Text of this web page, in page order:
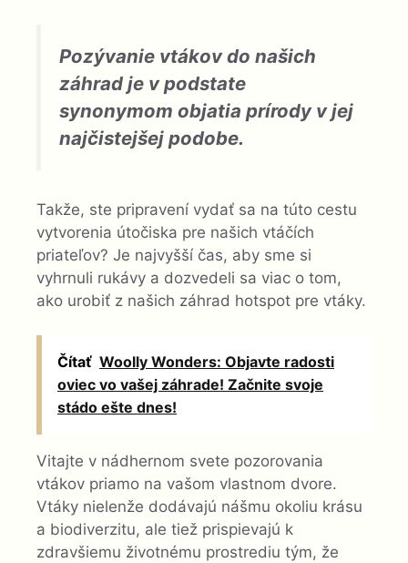
Pozývanie vtákov do našich
záhrad je v podstate
synonymom objatia prírody v jej
najčistejšej podobe.
Takže, ste pripravení vydať sa na túto cestu
vytvorenia útočiska pre našich vtáčích
priateľov? Je najvyšší čas, aby sme si
vyhrnuli rukávy a dozvedeli sa viac o tom,
ako urobiť z našich záhrad hotspot pre vtáky.
Čítať Woolly Wonders: Objavte radosti
oviec vo vašej záhrade! Začnite svoje
stádo ešte dnes!
Vitajte v nádhernom svete pozorovania
vtákov priamo na vašom vlastnom dvore.
Vtáky nielenže dodávajú nášmu okoliu krásu
a biodiverzitu, ale tiež prispievajú k
zdravšiemu životnému prostrediu tým, že